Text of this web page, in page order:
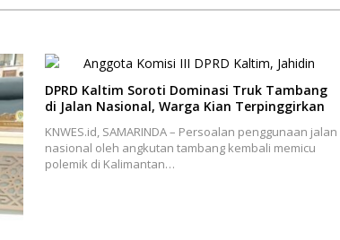
DPRD Kaltim Soroti Dominasi Truk Tambang
di Jalan Nasional, Warga Kian Terpinggirkan
KNWES.id, SAMARINDA – Persoalan penggunaan jalan
nasional oleh angkutan tambang kembali memicu
polemik di Kalimantan…